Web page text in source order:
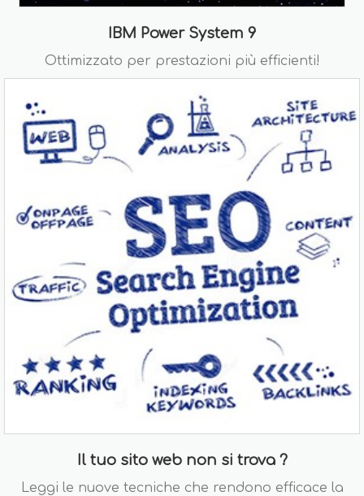
IBM Power System 9
Ottimizzato per prestazioni più efficienti!
Il tuo sito web non si trova ?
Leggi le nuove tecniche che rendono efficace la